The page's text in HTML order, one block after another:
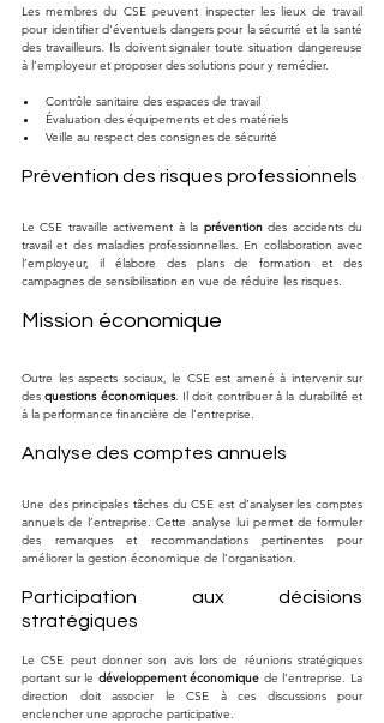
Les membres du CSE peuvent inspecter les lieux de travail
pour identifier d'éventuels dangers pour la sécurité et la santé
des travailleurs. Ils doivent signaler toute situation dangereuse
à l’employeur et proposer des solutions pour y remédier.
Contrôle sanitaire des espaces de travail
Évaluation des équipements et des matériels
Veille au respect des consignes de sécurité
Prévention des risques professionnels
Le CSE travaille activement à la prévention des accidents du
travail et des maladies professionnelles. En collaboration avec
l’employeur, il élabore des plans de formation et des
campagnes de sensibilisation en vue de réduire les risques.
Mission économique
Outre les aspects sociaux, le CSE est amené à intervenir sur
des questions économiques. Il doit contribuer à la durabilité et
à la performance financière de l’entreprise.
Analyse des comptes annuels
Une des principales tâches du CSE est d’analyser les comptes
annuels de l’entreprise. Cette analyse lui permet de formuler
des remarques et recommandations pertinentes pour
améliorer la gestion économique de l’organisation.
Participation aux décisions
stratégiques
Le CSE peut donner son avis lors de réunions stratégiques
portant sur le développement économique de l’entreprise. La
direction doit associer le CSE à ces discussions pour
enclencher une approche participative.